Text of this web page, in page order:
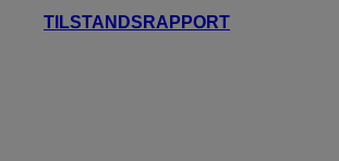
TILSTANDSRAPPORT